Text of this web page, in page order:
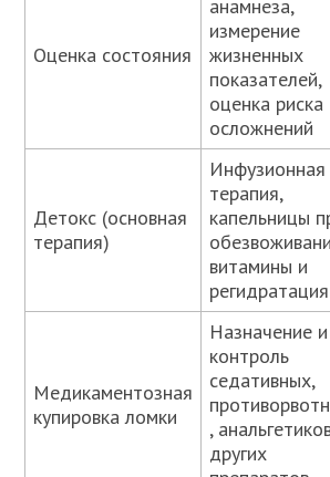
Оценка состояния
анамнеза,
измерение
жизненных
показателей,
оценка риска
осложнений
Детокс (основная
терапия)
Инфузионная
терапия,
капельницы
витамины и
регидратация
Медикаментозная
купировка ломки
Назначение и
контроль
седативных,
,
других